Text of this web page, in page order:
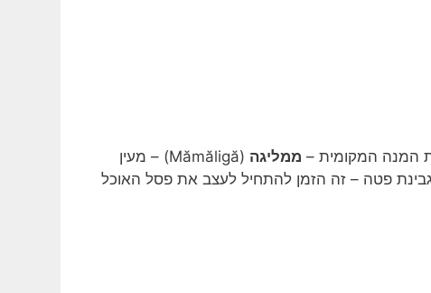
המנה המקומית – ממליגה
(Mămăligă) – מעין
פטה – זה הזמן להתחיל לעצב את פסל האוכל